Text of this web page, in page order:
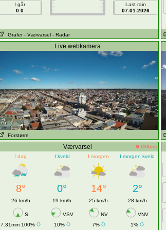
I går
0.0
Last rain
07-01-2026
Grafer - Værvarsel - Radar
Live webkamera
Forstørre
Værvarsel
Offline
I dag
I kveld I morgen I morgen kveld
8° 0° 14° 2°
26 km/h 19 km/h 25 km/h 28 km/h
S VSV NV
VNV
7.31mm 100%
10% 7% 1%